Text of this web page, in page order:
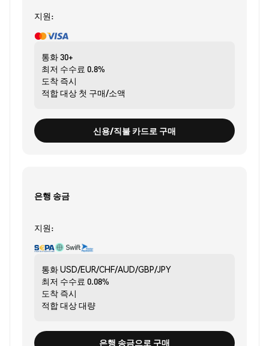
지원:
통화30+
최저 수수료 0.8%
도착 즉시
적합 대상 첫 구매/소액
신용/직불 카드로 구매
은행 송금
지원:
통화USD/EUR/CHF/AUD/GBP/JPY
최저 수수료 0.08%
도착 즉시
적합 대상대량
은행 송금으로 구매